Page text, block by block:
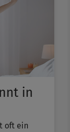
in
oft ein